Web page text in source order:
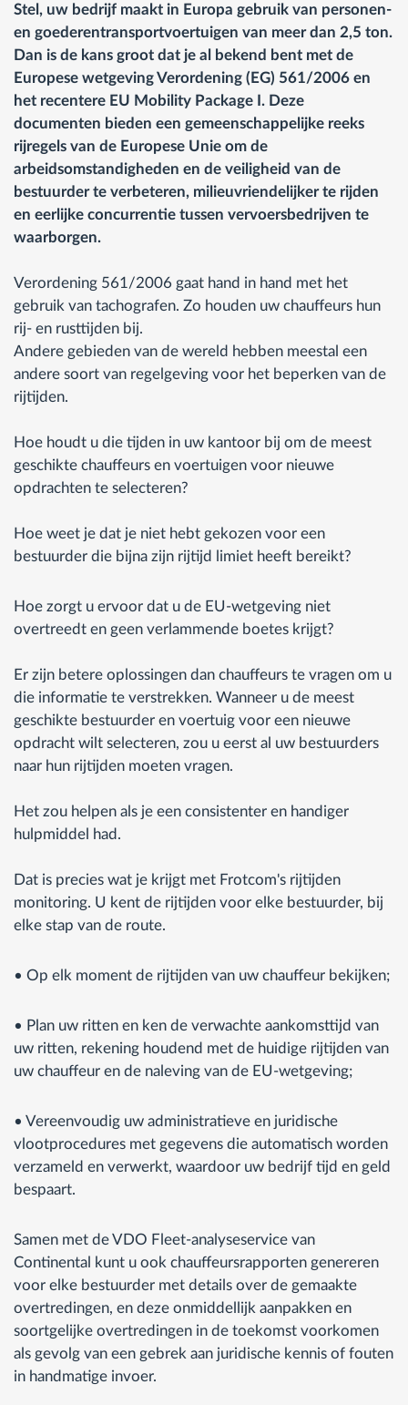
Stel, uw bedrijf maakt in Europa gebruik van personen-
en goederentransportvoertuigen van meer dan 2,5 ton.
Dan is de kans groot dat je al bekend bent met de
Europese wetgeving Verordening (EG) 561/2006 en
het recentere EU Mobility Package I. Deze
documenten bieden een gemeenschappelijke reeks
rijregels van de Europese Unie om de
arbeidsomstandigheden en de veiligheid van de
bestuurder te verbeteren, milieuvriendelijker te rijden
en eerlijke concurrentie tussen vervoersbedrijven te
waarborgen.
Verordening 561/2006 gaat hand in hand met het
gebruik van tachografen. Zo houden uw chauffeurs hun
rij- en rusttijden bij.
Andere gebieden van de wereld hebben meestal een
andere soort van regelgeving voor het beperken van de
rijtijden.
Hoe houdt u die tijden in uw kantoor bij om de meest
geschikte chauffeurs en voertuigen voor nieuwe
opdrachten te selecteren?
Hoe weet je dat je niet hebt gekozen voor een
bestuurder die bijna zijn rijtijd limiet heeft bereikt?
Hoe zorgt u ervoor dat u de EU-wetgeving niet
overtreedt en geen verlammende boetes krijgt?
Er zijn betere oplossingen dan chauffeurs te vragen om u
die informatie te verstrekken. Wanneer u de meest
geschikte bestuurder en voertuig voor een nieuwe
opdracht wilt selecteren, zou u eerst al uw bestuurders
naar hun rijtijden moeten vragen.
Het zou helpen als je een consistenter en handiger
hulpmiddel had.
Dat is precies wat je krijgt met Frotcom's rijtijden
monitoring. U kent de rijtijden voor elke bestuurder, bij
elke stap van de route.
• Op elk moment de rijtijden van uw chauffeur bekijken;
• Plan uw ritten en ken de verwachte aankomsttijd van
uw ritten, rekening houdend met de huidige rijtijden van
uw chauffeur en de naleving van de EU-wetgeving;
• Vereenvoudig uw administratieve en juridische
vlootprocedures met gegevens die automatisch worden
verzameld en verwerkt, waardoor uw bedrijf tijd en geld
bespaart.
Samen met de VDO Fleet-analyseservice van
Continental kunt u ook chauffeursrapporten genereren
voor elke bestuurder met details over de gemaakte
overtredingen, en deze onmiddellijk aanpakken en
soortgelijke overtredingen in de toekomst voorkomen
als gevolg van een gebrek aan juridische kennis of fouten
in handmatige invoer.